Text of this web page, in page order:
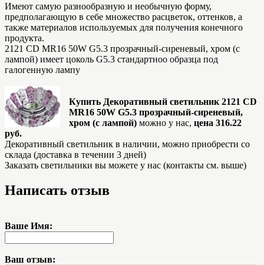
Имеют самую разнообразную и необычную форму,
предполагающую в себе множество расцветок, оттенков, а
также материалов используемых для получения конечного
продукта.
2121 CD MR16 50W G5.3 прозрачный-сиреневый, хром (с
лампой) имеет цоколь G5.3 стандартноо образца под
галогенную лампу
Купить Декоративный светильник 2121 CD
MR16 50W G5.3 прозрачный-сиреневый,
хром (с лампой) можно у нас, цена 316.22
руб.
Декоративный светильник в наличии, можно приобрести со
склада (доставка в течении 3 дней)
Заказать светильники вы можете у нас (контакты см. выше)
Написать отзыв
Ваше Имя:
Ваш отзыв: